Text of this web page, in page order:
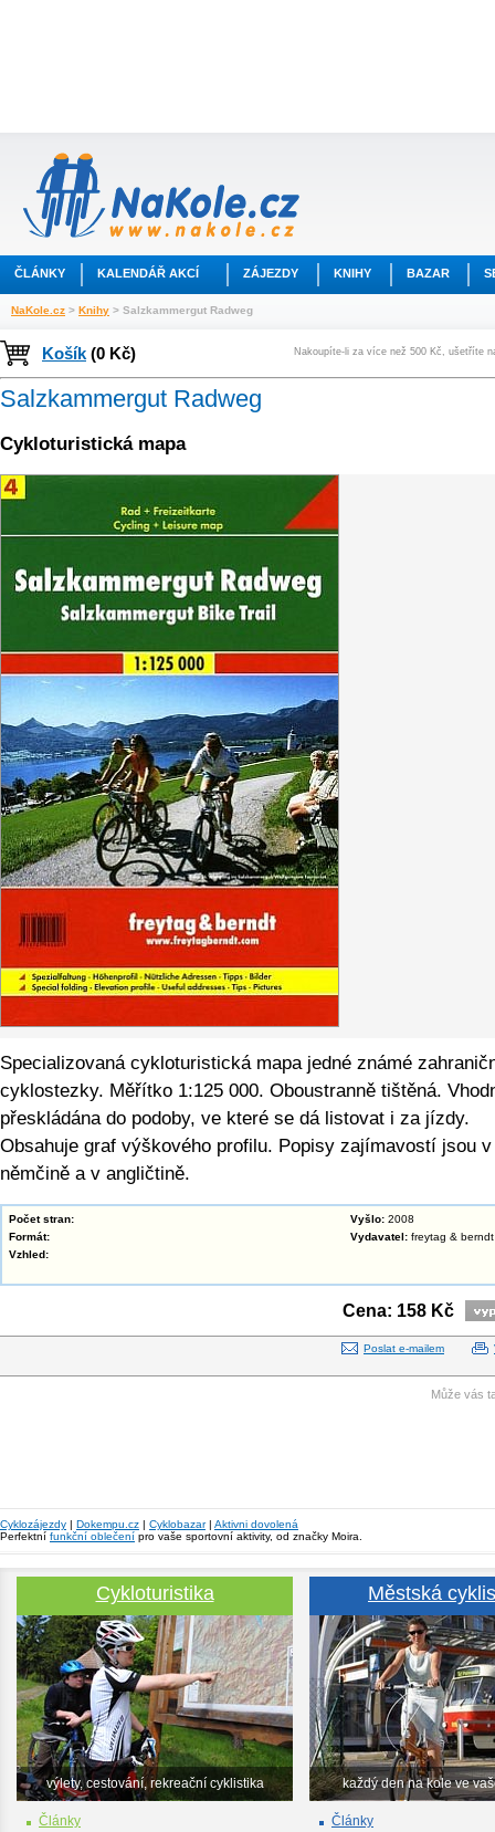
ČLÁNKY KALENDÁŘ AKCÍ ZÁJEZDY KNIHY BAZAR
NaKole.cz > Knihy > Salzkammergut Radweg
Košík (0 Kč) Nakoupíte-li za více než 500 Kč, ušetříte
Salzkammergut Radweg
Cykloturistická mapa
Specializovaná cykloturistická mapa jedné známé
cyklostezky. Měřítko 1:125 000. Oboustranně tištěná.
přeskládána do podoby, ve které se dá listovat i za jízdy.
Obsahuje graf výškového profilu. Popisy zajímavostí jsou v
němčině a v angličtině.
Počet stran:
Formát:
Vzhled:
Vyšlo: 2008
Vydavatel: freytag & berndt
Cena: 158 Kč
Poslat e-mailem
Může vás
Cyklozájezdy | Dokempu.cz | Cyklobazar| Aktivni dovolená
Perfektní funkční oblečení pro vaše sportovní aktivity, od značky Moira.
Cykloturistika
výlety, cestování, rekreační cyklistika
Články
Městská
každý den na kole ve
Články